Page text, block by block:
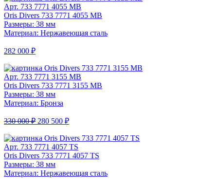
Арт. 733 7771 4055 MB
Oris Divers 733 7771 4055 MB
Размеры: 38 мм
Материал: Нержавеющая сталь
282 000 ₽
Арт. 733 7771 3155 MB
Oris Divers 733 7771 3155 MB
Размеры: 38 мм
Материал: Бронза
330 000 ₽ 280 500 ₽
Арт. 733 7771 4057 TS
Oris Divers 733 7771 4057 TS
Размеры: 38 мм
Материал: Нержавеющая сталь